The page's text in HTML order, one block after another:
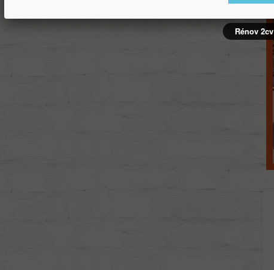
Rénov 2cv